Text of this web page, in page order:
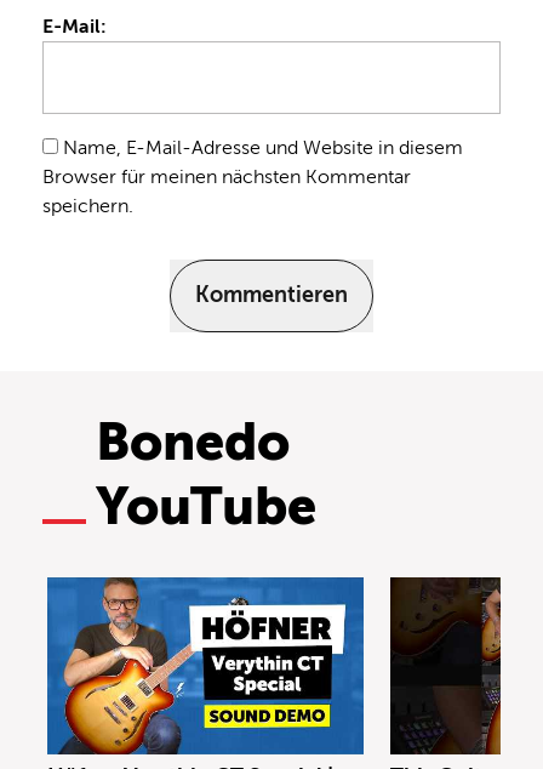
E-Mail:
Name, E-Mail-Adresse und Website in diesem
Browser für meinen nächsten Kommentar
speichern.
Kommentieren
Bonedo
YouTube